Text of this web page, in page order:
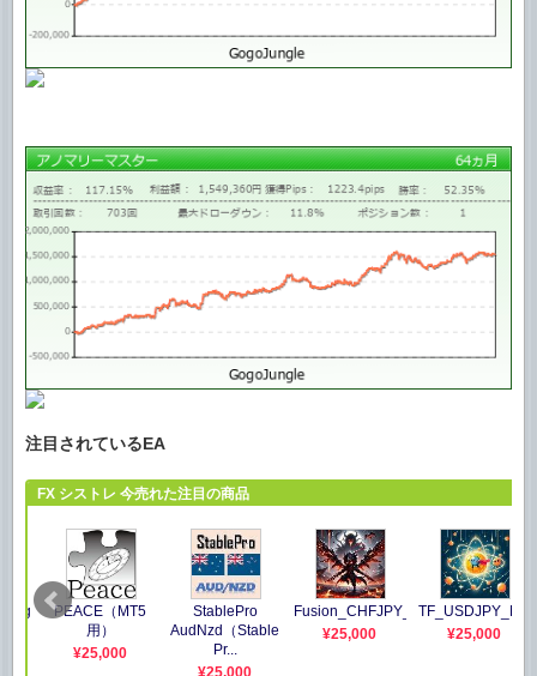
注目されているEA